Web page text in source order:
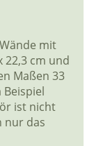
mit
22,3 cm und
Maßen 33
Beispiel
ist nicht
nur das